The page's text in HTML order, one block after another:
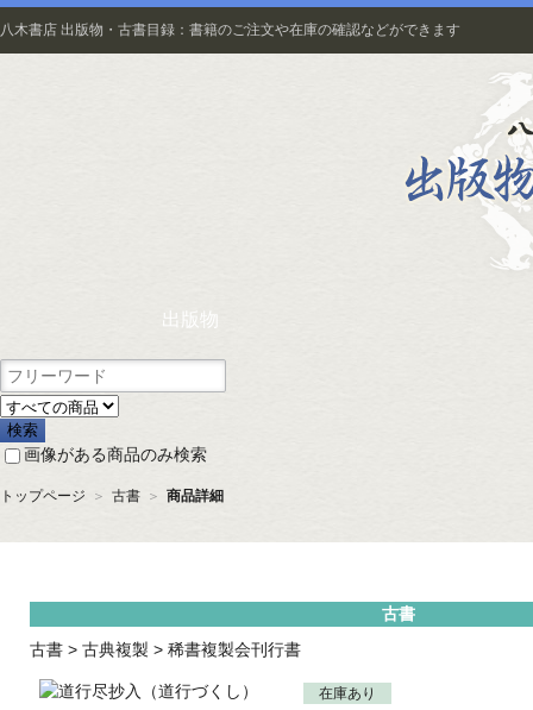
八木書店 出版物・古書目録：書籍のご注文や在庫の確認などができます
出版物
画像がある商品のみ検索
トップページ ＞ 古書 ＞ 商品詳細
古書
古書 > 古典複製 > 稀書複製会刊行書
在庫あり